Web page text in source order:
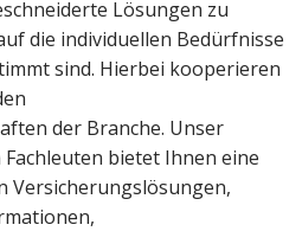
Lösungen zu
die individuellen Bedürfnisse
sind. Hierbei kooperieren
der Branche. Unser
bietet Ihnen eine
Versicherungslösungen,